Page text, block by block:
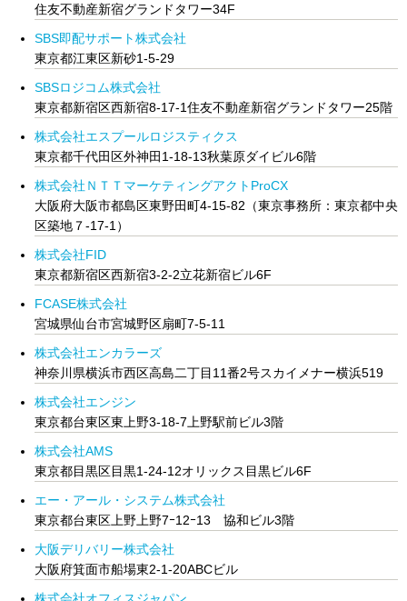
住友不動産新宿グランドタワー34F
SBS即配サポート株式会社
東京都江東区新砂1-5-29
SBSロジコム株式会社
東京都新宿区西新宿8-17-1住友不動産新宿グランドタワー25階
株式会社エスプールロジスティクス
東京都千代田区外神田1-18-13秋葉原ダイビル6階
株式会社ＮＴＴマーケティングアクトProCX
大阪府大阪市都島区東野田町4-15-82（東京事務所：東京都中央
区築地７-17-1）
株式会社FID
東京都新宿区西新宿3-2-2立花新宿ビル6F
FCASE株式会社
宮城県仙台市宮城野区扇町7-5-11
株式会社エンカラーズ
神奈川県横浜市西区高島二丁目11番2号スカイメナー横浜519
株式会社エンジン
東京都台東区東上野3-18-7上野駅前ビル3階
株式会社AMS
東京都目黒区目黒1-24-12オリックス目黒ビル6F
エー・アール・システム株式会社
東京都台東区上野上野7ｰ12ｰ13 協和ビル3階
大阪デリバリー株式会社
大阪府箕面市船場東2-1-20ABCビル
株式会社オフィスジャパン